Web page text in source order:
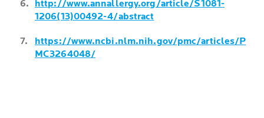
http://www.annallergy.org/article/S1081-
1206(13)00492-4/abstract
https://www.ncbi.nlm.nih.gov/pmc/articles/P
MC3264048/